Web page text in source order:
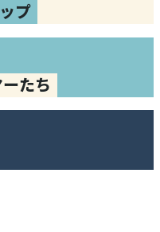
プ
たち